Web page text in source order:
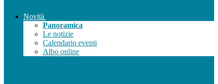
Novità
Panoramica
Le notizie
Calendario eventi
Albo online